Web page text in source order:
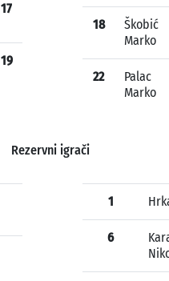
17
19
18
Škobić
Marko
22
Palac
Marko
Rezervni igrači
1
6